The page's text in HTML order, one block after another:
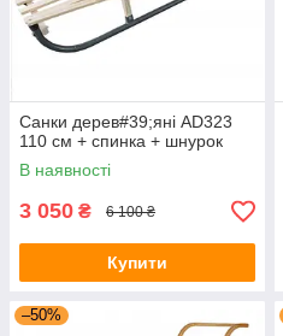
Санки дерев#39;яні AD323
110 см + спинка + шнурок
В наявності
3 050 ₴ 6 100 ₴
Купити
–50%